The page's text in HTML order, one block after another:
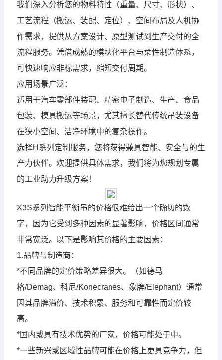
我们深入分析您的物料特性（重量、尺寸、形状）、
工艺流程（搬运、装配、定位）、空间布局及人机协
作需求，提供从方案设计、原型测试到生产交付的全
流程服务。凭借成熟的模块化平台与柔性制造体系，
可快速响应非标需求，缩短交付周期。
应用场景广泛：
适用于汽车零部件装配、精密电子制造、生产、食品
包装、模具搬运等场景，尤其擅长替代传统吊装设备
在狭小空间、洁净环境中的复杂操作。
选择H系列定制服务，您将获得兼具智能、安全与的生
产力伙伴。欢迎提供具体需求，我们将为您规划专属
的工业助力升级方案！
X3S系列智能平衡吊的价格很难给出一个确切的数
字，因为它受到多种因素的显著影响，价格区间通常
非常宽泛。以下是影响其价格的主要因素：
1.品牌与制造商：
*不同品牌的定价策略差异很大。（如德马
格/Demag、科尼/Konecranes、象牌/Elephant）通常
因其品牌溢价、技术积累、服务和可靠性而定价较
高。
*国内或具有技术优势的厂家，价格可能处于中。
*一些新兴或区域性品牌可能在价格上更具竞争力，但